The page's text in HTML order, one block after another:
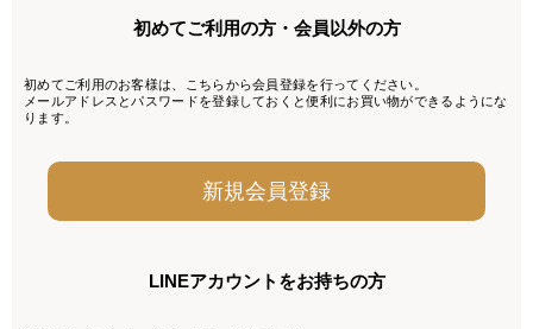
初めてご利用の方・会員以外の方
初めてご利用のお客様は、こちらから会員登録を行ってください。
メールアドレスとパスワードを登録しておくと便利にお買い物ができるようにな
ります。
LINEアカウントをお持ちの方